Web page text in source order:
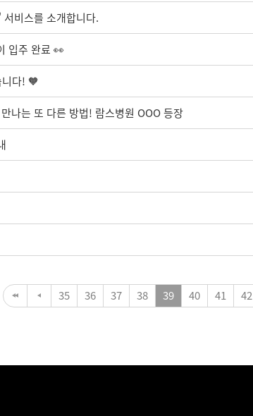
비스를 소개합니다.
입주 완료 👀
니다! 🧡
나는 또 다른 방법! 람스병원 OOO 등장
35 36 37 38 39 40 41 42